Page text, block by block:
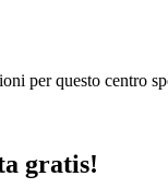
per questo centro
gratis!